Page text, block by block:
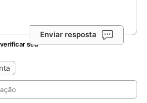
Enviar resposta
seu